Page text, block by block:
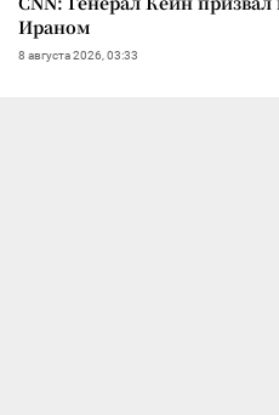
Ираном
8 августа 2026, 03:33